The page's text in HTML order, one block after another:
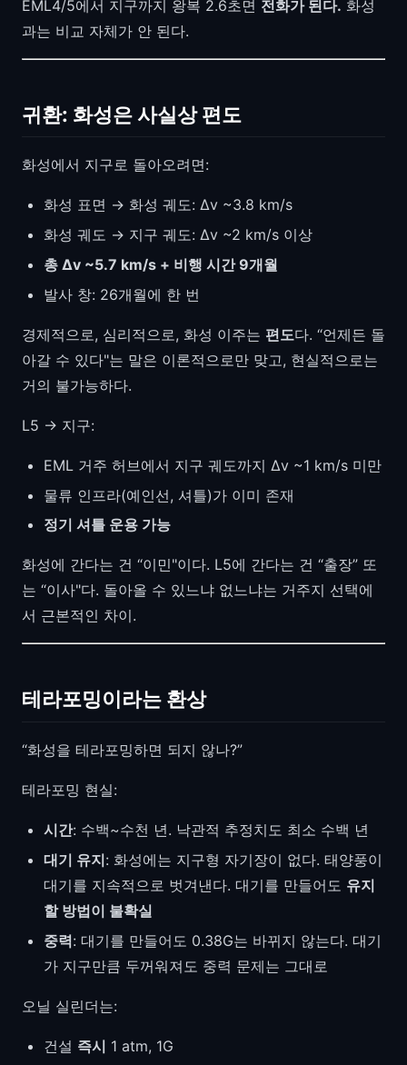
EML4/5에서 지구까지 왕복 2.6초면 전화가 된다. 화성
과는 비교 자체가 안 된다.
귀환: 화성은 사실상 편도
화성에서 지구로 돌아오려면:
화성 표면 → 화성 궤도: Δv ~3.8 km/s
화성 궤도 → 지구 궤도: Δv ~2 km/s 이상
총 Δv ~5.7 km/s + 비행 시간 9개월
발사 창: 26개월에 한 번
경제적으로, 심리적으로, 화성 이주는 편도다. “언제든 돌
아갈 수 있다"는 말은 이론적으로만 맞고, 현실적으로는
거의 불가능하다.
L5 → 지구:
EML 거주 허브에서 지구 궤도까지 Δv ~1 km/s 미만
물류 인프라(예인선, 셔틀)가 이미 존재
정기 셔틀 운용 가능
화성에 간다는 건 “이민"이다. L5에 간다는 건 “출장” 또
는 “이사"다. 돌아올 수 있느냐 없느냐는 거주지 선택에
서 근본적인 차이.
테라포밍이라는 환상
“화성을 테라포밍하면 되지 않나?”
테라포밍 현실:
시간: 수백~수천 년. 낙관적 추정치도 최소 수백 년
대기 유지: 화성에는 지구형 자기장이 없다. 태양풍이
대기를 지속적으로 벗겨낸다. 대기를 만들어도 유지
할 방법이 불확실
중력: 대기를 만들어도 0.38G는 바뀌지 않는다. 대기
가 지구만큼 두꺼워져도 중력 문제는 그대로
오닐 실린더는:
건설 즉시 1 atm, 1G